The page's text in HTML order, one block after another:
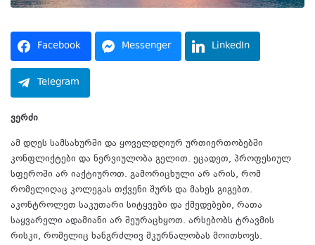
Facebook Messenger LinkedIn
Telegram
ვერძი
ამ დღეს სამსახურში და ყოველდღიურ ურთიერთობებში
კონფლიქტები და ნერვიულობა გელით. ეცადეთ, პროფესიულ
სფეროში არ იაქტიუროთ. გამორიცხული არ არის, რომ
რომელიღაც კოლეგას თქვენი შურს და მახეს გიგებთ.
აკონტროლეთ საკუთარი სიტყვები და ქმედებები, რათა
საყვარელი ადამიანი არ შეურაცხყოთ. არსებობს ტრავმის
რისკი, რომელიც ხანგრძლივ მკურნალობას მოითხოვს.